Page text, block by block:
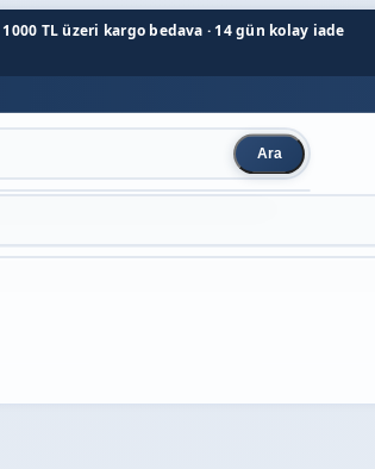
1000 TL üzeri kargo bedava · 14 gün kolay iade
Ara